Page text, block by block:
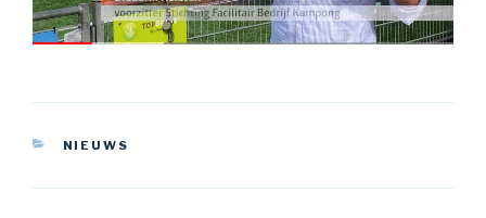
CATEGORIEËN
NIEUWS